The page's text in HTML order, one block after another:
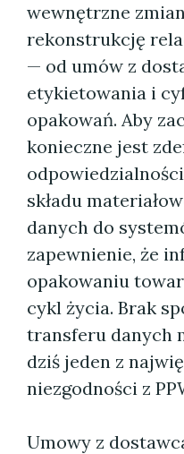
wewnętrzne
rekonstrukcję
— od umów z
etykietowania i
opakowań. Aby
konieczne jest
składu
danych do
zapewnienie, że
opakowaniu
cykl życia. Brak
transferu danych
dziś jeden z
niezgodności z
Umowy z